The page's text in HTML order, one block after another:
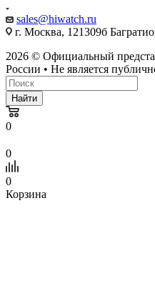
sales@hiwatch.ru
г. Москва, 121309б
2026 © Официальный
России • Не является
Найти
0
0
0
Корзина